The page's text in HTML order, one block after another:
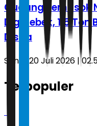
Gudang Pemasok
Digerebek, 1,5 Ton
Disita
Senin, 20 Juli 2026 |
Terpopuler
1